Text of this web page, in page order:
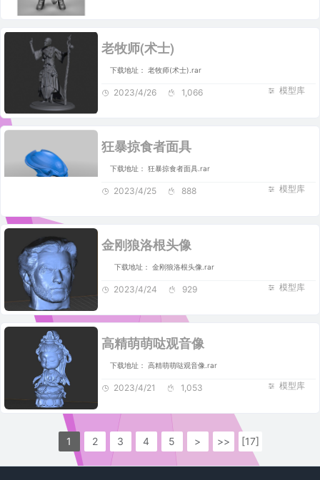
老牧师(术士)
下载地址： 老牧师(术士).rar
模型库
2023/4/26 1,066
狂暴掠食者面具
下载地址： 狂暴掠食者面具.rar
模型库
2023/4/25 888
金刚狼洛根头像
下载地址： 金刚狼洛根头像.rar
模型库
2023/4/24 929
高精萌萌哒观音像
下载地址： 高精萌萌哒观音像.rar
模型库
2023/4/21 1,053
1 2 3 4 5 > >> [17]